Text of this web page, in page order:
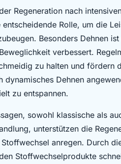
Regeneration nach
entscheidende Rolle, um die
Besonders Dehnen
verbessert.
zu halten und fördern
dynamisches Dehnen
zu entspannen.
sowohl klassische als
unterstützen die
anregen. Durch
Stoffwechselprodukte